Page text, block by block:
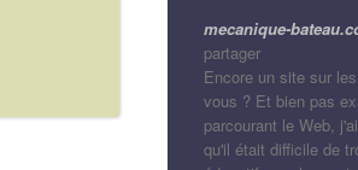
mecanique-
partager
Encore un site sur
vous ? Et bien pas
parcourant le Web,
qu'il était difficile de